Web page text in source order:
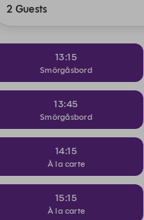
2 Guests
13:15
Smörgåsbord
13:45
Smörgåsbord
14:15
À la carte
15:15
À la carte